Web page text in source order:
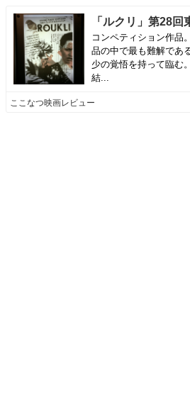
コンペティション作品
品の中で最も難解であ
少の覚悟を持って臨む
結...
ここなつ映画レビュー